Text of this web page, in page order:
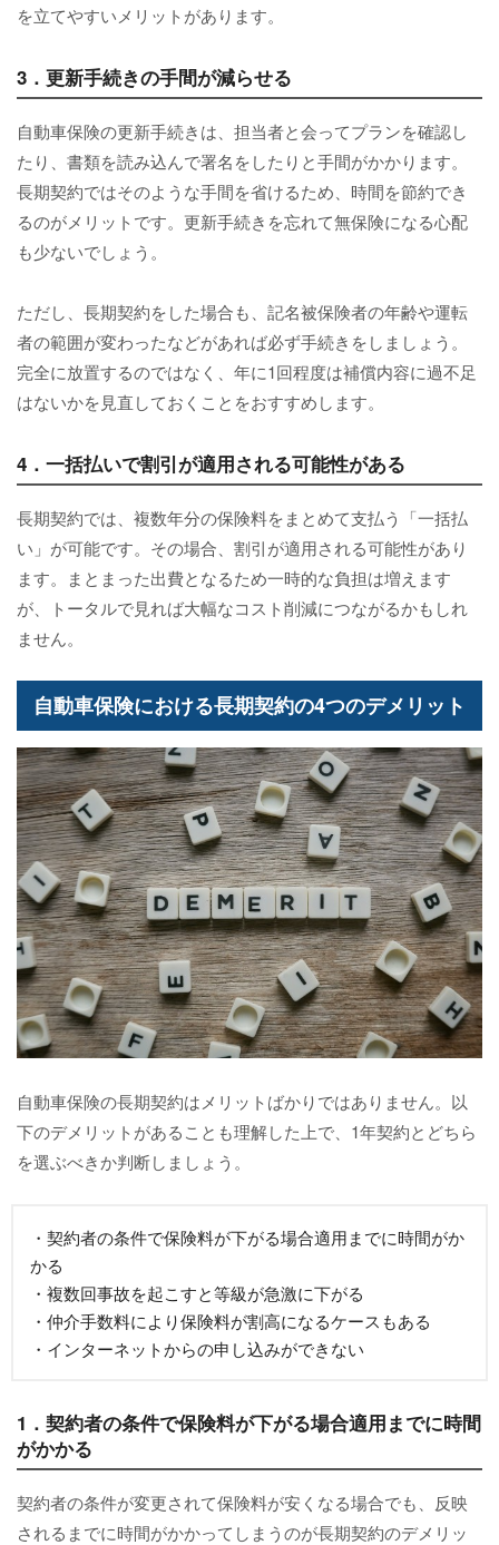
を立てやすいメリットがあります。
3．更新手続きの手間が減らせる
自動車保険の更新手続きは、担当者と会ってプランを確認し
たり、書類を読み込んで署名をしたりと手間がかかります。
長期契約ではそのような手間を省けるため、時間を節約でき
るのがメリットです。更新手続きを忘れて無保険になる心配
も少ないでしょう。
ただし、長期契約をした場合も、記名被保険者の年齢や運転
者の範囲が変わったなどがあれば必ず手続きをしましょう。
完全に放置するのではなく、年に1回程度は補償内容に過不足
はないかを見直しておくことをおすすめします。
4．一括払いで割引が適用される可能性がある
長期契約では、複数年分の保険料をまとめて支払う「一括払
い」が可能です。その場合、割引が適用される可能性があり
ます。まとまった出費となるため一時的な負担は増えます
が、トータルで見れば大幅なコスト削減につながるかもしれ
ません。
自動車保険における長期契約の4つのデメリット
自動車保険の長期契約はメリットばかりではありません。以
下のデメリットがあることも理解した上で、1年契約とどちら
を選ぶべきか判断しましょう。
・契約者の条件で保険料が下がる場合適用までに時間がか
かる
・複数回事故を起こすと等級が急激に下がる
・仲介手数料により保険料が割高になるケースもある
・インターネットからの申し込みができない
1．契約者の条件で保険料が下がる場合適用までに時間
がかかる
契約者の条件が変更されて保険料が安くなる場合でも、反映
されるまでに時間がかかってしまうのが長期契約のデメリッ